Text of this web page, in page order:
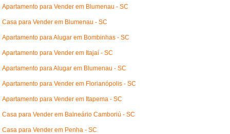
Apartamento para Vender em Blumenau - SC
Casa para Vender em Blumenau - SC
Apartamento para Alugar em Bombinhas - SC
Apartamento para Vender em Itajaí - SC
Apartamento para Alugar em Blumenau - SC
Apartamento para Vender em Florianópolis - SC
Apartamento para Vender em Itapema - SC
Casa para Vender em Balneário Camboriú - SC
Casa para Vender em Penha - SC